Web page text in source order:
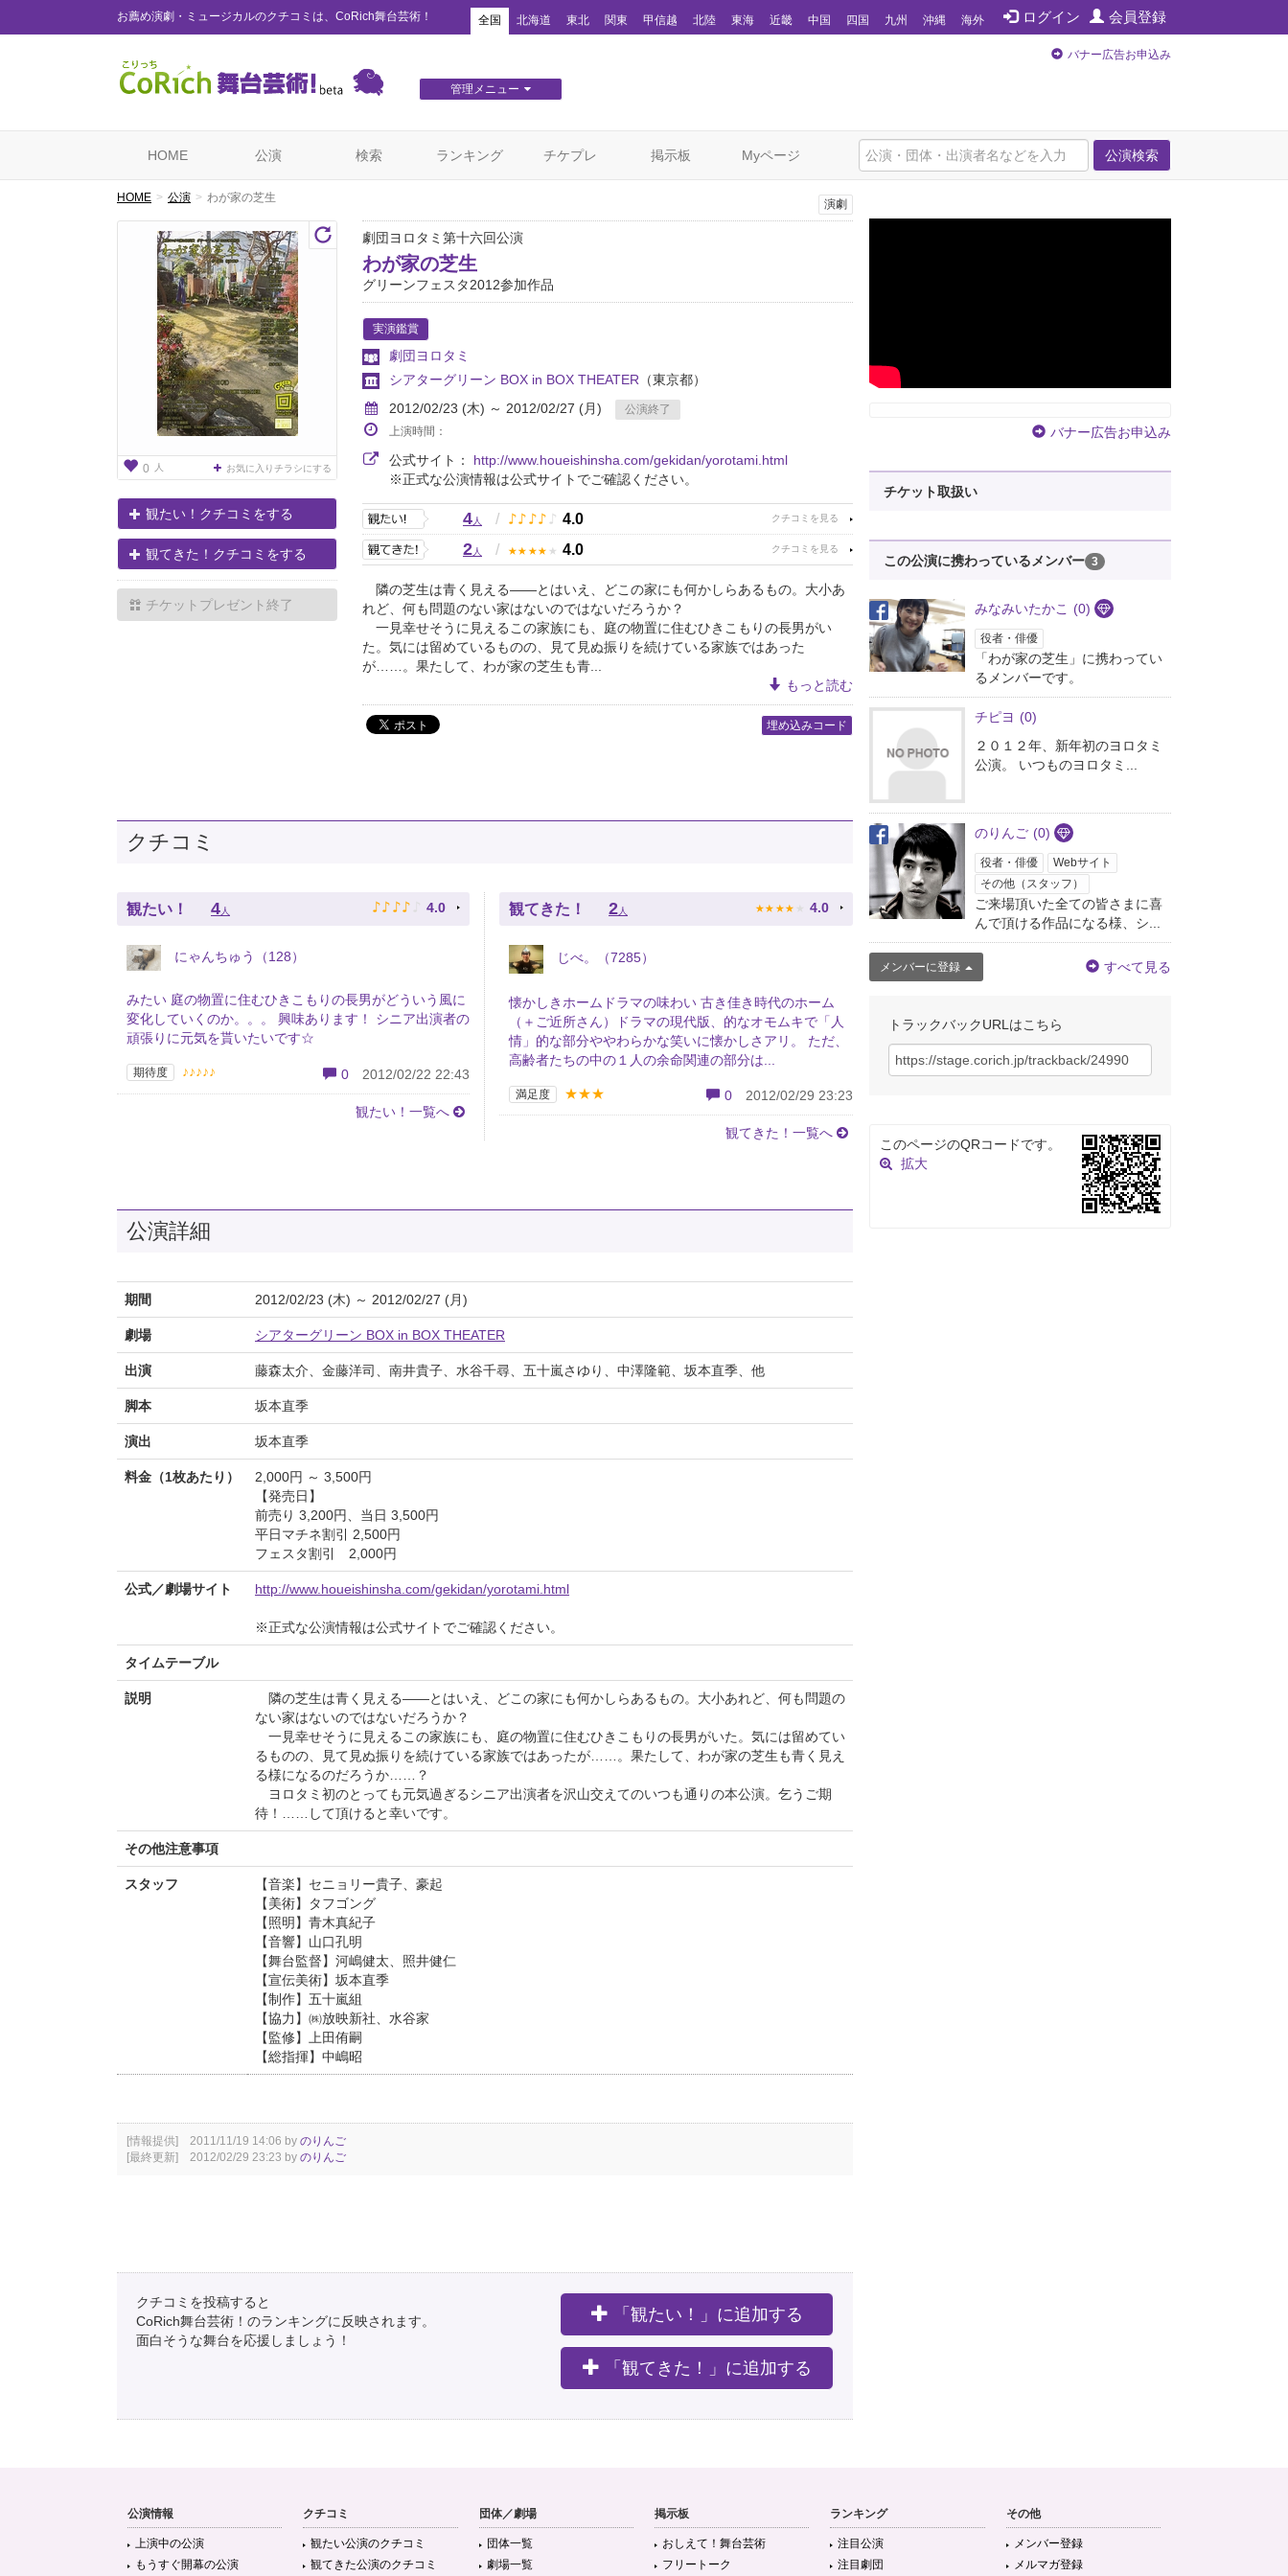
お薦め演劇・ミュージカルのクチコミは、CoRich舞台芸術！ ログイン 会員登録
全国 北海道 東北 関東 甲信越 北陸 東海 近畿 中国 四国 九州 沖縄 海外
管理メニュー
バナー広告お申込み
公演検索
HOME 公演 検索 ランキング チケプレ 掲示板 Myページ
HOME 公演 わが家の芝生
0 人 お気に入りチラシにする
観たい！クチコミをする
観てきた！クチコミをする
チケットプレゼント終了
演劇
劇団ヨロタミ第十六回公演
わが家の芝生
グリーンフェスタ2012参加作品
実演鑑賞
劇団ヨロタミ
シアターグリーン BOX in BOX THEATER （東京都）
2012/02/23 (木) ～ 2012/02/27 (月)
公演終了
上演時間：
公式サイト： http://www.houeishinsha.com/gekidan/yorotami.html
※正式な公演情報は公式サイトでご確認ください。
4人 / ♪ ♪ ♪ ♪ ♪ 4.0
2人 / ★ ★ ★ ★ ★ 4.0
隣の芝生は青く見える――とはいえ、どこの家にも何かしらあるもの。大小あ
れど、何も問題のない家はないのではないだろうか？
一見幸せそうに見えるこの家族にも、庭の物置に住むひきこもりの長男がい
た。気には留めているものの、見て見ぬ振りを続けている家族ではあった
が……。果たして、わが家の芝生も青...
もっと読む
埋め込みコード
クチコミ
観たい！ 4 人 ♪ ♪ ♪ ♪ ♪ 4.0
にゃんちゅう（128）
みたい 庭の物置に住むひきこもりの長男がどういう風に
変化していくのか。。。 興味あります！ シニア出演者の
頑張りに元気を貰いたいです☆
期待度 ♪♪♪♪♪ 0 2012/02/22 22:43
観たい！一覧へ
観てきた！ 2 人 ★ ★ ★ ★ ★ 4.0
じべ。（7285）
懐かしきホームドラマの味わい 古き佳き時代のホーム
（＋ご近所さん）ドラマの現代版、的なオモムキで「人
情」的な部分ややわらかな笑いに懐かしさアリ。 ただ、
高齢者たちの中の１人の余命関連の部分は...
満足度 ★★★ 0 2012/02/29 23:23
観てきた！一覧へ
公演詳細
期間 2012/02/23 (木) ～ 2012/02/27 (月)
劇場 シアターグリーン BOX in BOX THEATER
出演 藤森太介、金藤洋司、南井貴子、水谷千尋、五十嵐さゆり、中澤隆範、坂本直季、他
脚本 坂本直季
演出 坂本直季
料金（1枚あたり）
2,000円 ～ 3,500円
【発売日】
前売り 3,200円、当日 3,500円
平日マチネ割引 2,500円
フェスタ割引 2,000円
公式／劇場サイト http://www.houeishinsha.com/gekidan/yorotami.html
※正式な公演情報は公式サイトでご確認ください。
タイムテーブル
説明
隣の芝生は青く見える――とはいえ、どこの家にも何かしらあるもの。大小あれど、何も問題の
ない家はないのではないだろうか？
一見幸せそうに見えるこの家族にも、庭の物置に住むひきこもりの長男がいた。気には留めてい
るものの、見て見ぬ振りを続けている家族ではあったが……。果たして、わが家の芝生も青く見え
る様になるのだろうか……？
ヨロタミ初のとっても元気過ぎるシニア出演者を沢山交えてのいつも通りの本公演。乞うご期
待！……して頂けると幸いです。
その他注意事項
スタッフ
【音楽】セニョリー貴子、豪起
【美術】タフゴング
【照明】青木真紀子
【音響】山口孔明
【舞台監督】河嶋健太、照井健仁
【宣伝美術】坂本直季
【制作】五十嵐組
【協力】㈱放映新社、水谷家
【監修】上田侑嗣
【総指揮】中嶋昭
[情報提供] 2011/11/19 14:06 by のりんご
[最終更新] 2012/02/29 23:23 by のりんご
クチコミを投稿すると
CoRich舞台芸術！のランキングに反映されます。
面白そうな舞台を応援しましょう！
「観たい！」に追加する
「観てきた！」に追加する
バナー広告お申込み
チケット取扱い
この公演に携わっているメンバー 3
みなみいたかこ (0)
役者・俳優
「わが家の芝生」に携わってい
るメンバーです。
チピヨ (0)
２０１２年、新年初のヨロタミ
公演。 いつものヨロタミ...
のりんご (0)
役者・俳優
Webサイト
その他（スタッフ）
ご来場頂いた全ての皆さまに喜
んで頂ける作品になる様、シ...
メンバーに登録 すべて見る
トラックバックURLはこちら
このページのQRコードです。
拡大
公演情報
上演中の公演
もうすぐ開幕の公演
クチコミ
観たい公演のクチコミ
観てきた公演のクチコミ
団体／劇場
団体一覧
劇場一覧
掲示板
おしえて！舞台芸術
フリートーク
ランキング
注目公演
注目劇団
その他
メンバー登録
メルマガ登録